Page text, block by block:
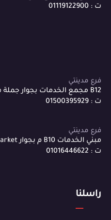
ت : 01119122900
فرع مدينتي
B12 مجمع الخدمات بجوار جملة ماركت
ت : 01500395929
فرع مدينتي
مبني الخدمات B10 م بجوار penny market .
ت : 01016446622
راسلنا